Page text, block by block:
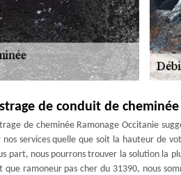
de conduit de
de cheminée Ramonage Occitanie
nos services quelle que soit la hauteur de
part, nous pourrons trouver la solution la
que ramoneur pas cher du 31390, nous